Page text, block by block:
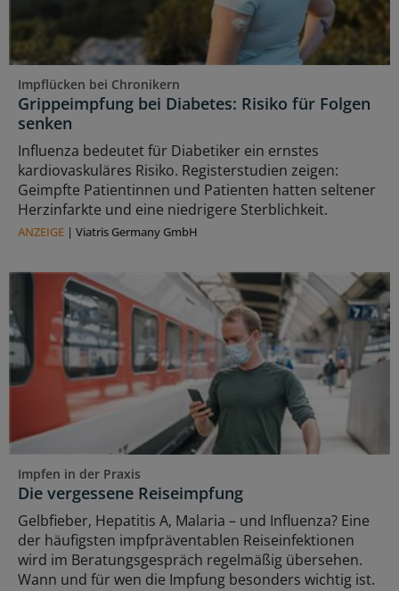
Impflücken bei Chronikern
Grippeimpfung bei Diabetes: Risiko für Folgen
senken
Influenza bedeutet für Diabetiker ein ernstes
kardiovaskuläres Risiko. Registerstudien zeigen:
Geimpfte Patientinnen und Patienten hatten seltener
Herzinfarkte und eine niedrigere Sterblichkeit.
ANZEIGE | Viatris Germany GmbH
Impfen in der Praxis
Die vergessene Reiseimpfung
Gelbfieber, Hepatitis A, Malaria – und Influenza? Eine
der häufigsten impfpräventablen Reiseinfektionen
wird im Beratungsgespräch regelmäßig übersehen.
Wann und für wen die Impfung besonders wichtig ist.